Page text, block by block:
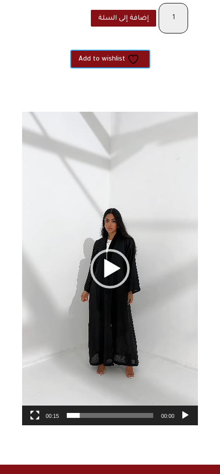
كمية
blush
إضافة إلى السلة
Add to wishlist
00:00
00:15